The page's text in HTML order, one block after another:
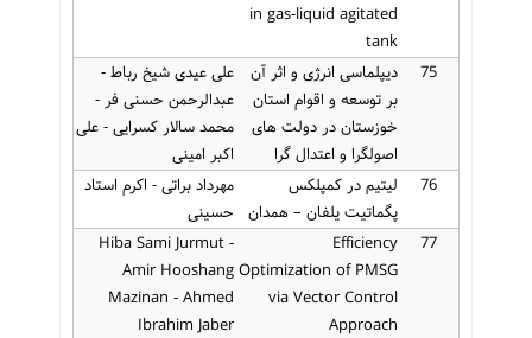
in gas-liquid agitated
tank
75
دیپلماسی انرژی و اثر آن
بر توسعه و اقوام استان
خوزستان در دولت های
اصولگرا و اعتدال گرا
علی عیدی شیخ رباط -
عبدالرحمن حسنی فر -
محمد سالار کسرایی - علی
اکبر امینی
76
لیتیم در کمپلکس
پگماتیت یلفان – همدان
مهرداد براتی - اکرم استاد
حسینی
77
Efficiency
Optimization of PMSG
via Vector Control
Approach
Hiba Sami Jurmut -
Amir Hooshang
Mazinan - Ahmed
Ibrahim Jaber